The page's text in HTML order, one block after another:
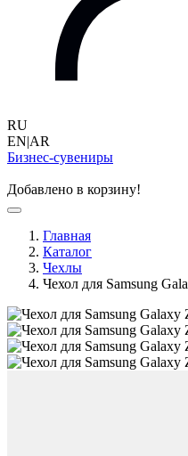
RU
EN|AR
Бизнес-сувениры
Добавлено в корзину!
Главная
Каталог
Чехлы
Чехол для Samsung